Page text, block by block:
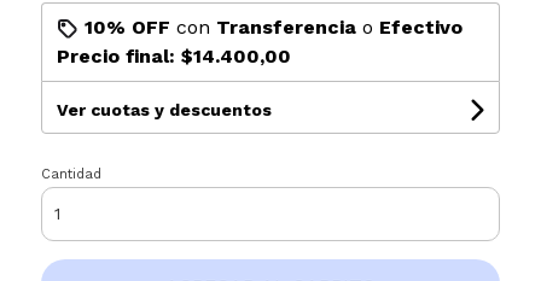
10% OFF con Transferenciao Efectivo
Precio final: $14.400,00
Ver cuotas y descuentos
Cantidad